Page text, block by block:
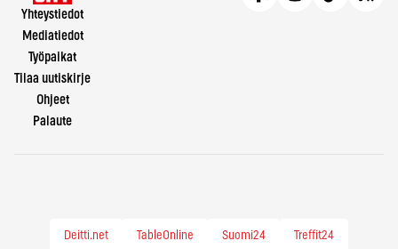
Yhteystiedot
Mediatiedot
Työpaikat
Tilaa uutiskirje
Ohjeet
Palaute
Deitti.net TableOnline Suomi24 Treffit24